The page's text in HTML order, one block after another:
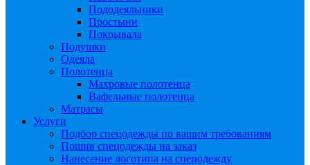
Пододеяльники
Простыни
Покрывала
Подушки
Одеяла
Полотенца
Махровые полотенца
Вафельные полотенца
Матрасы
Услуги
Подбор спецодежды по вашим требованиям
Пошив спецодежды на заказ
Нанесение логотипа на спецодежду